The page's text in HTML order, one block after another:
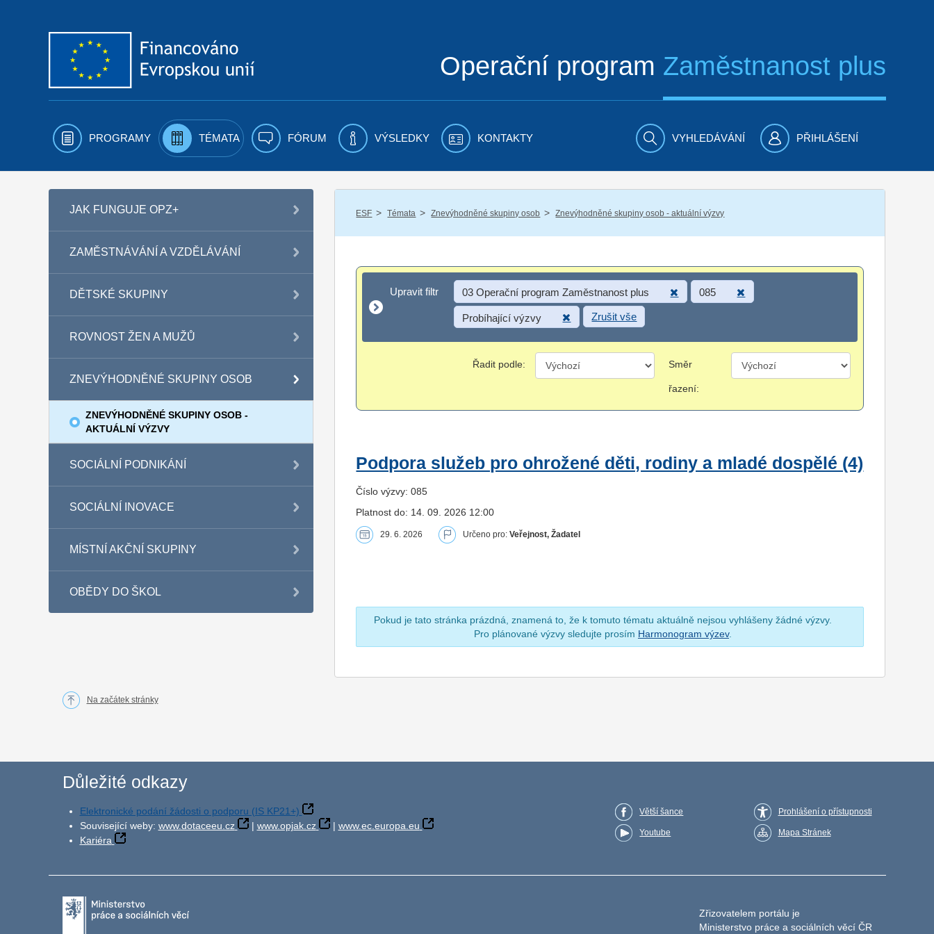
Operační program Zaměstnanost plus
PROGRAMY TÉMATA FÓRUM VÝSLEDKY KONTAKTY VYHLEDÁVÁNÍ PŘIHLÁŠENÍ
JAK FUNGUJE OPZ+
ZAMĚSTNÁVÁNÍ A VZDĚLÁVÁNÍ
DĚTSKÉ SKUPINY
ROVNOST ŽEN A MUŽŮ
ZNEVÝHODNĚNÉ SKUPINY OSOB
ZNEVÝHODNĚNÉ SKUPINY OSOB -
AKTUÁLNÍ VÝZVY
SOCIÁLNÍ PODNIKÁNÍ
SOCIÁLNÍ INOVACE
MÍSTNÍ AKČNÍ SKUPINY
OBĚDY DO ŠKOL
ESF / Témata / Znevýhodněné skupiny osob / Znevýhodněné skupiny osob - aktuální výzvy
Upravit filtr
Upravit filtr 03 Operační program Zaměstnanost plus 085
Probíhající výzvy Zrušit vše
Řadit podle: Směr
řazení:
Podpora služeb pro ohrožené děti, rodiny a mladé dospělé (4)
Číslo výzvy: 085
Platnost do: 14. 09. 2026 12:00
29. 6. 2026 Určeno pro:Veřejnost, Žadatel
Pokud je tato stránka prázdná, znamená to, že k tomuto tématu aktuálně nejsou vyhlášeny žádné výzvy.
Pro plánované výzvy sledujte prosím Harmonogram výzev.
Na začátek stránky
Důležité odkazy
Elektronické podání žádosti o podporu (IS KP21+)
Související weby: www.dotaceeu.cz | www.opjak.cz | www.ec.europa.eu
Kariéra
Větší šance
Youtube
Prohlášení o přístupnosti
Mapa Stránek
Zřizovatelem portálu je
Ministerstvo práce a sociálních věcí ČR